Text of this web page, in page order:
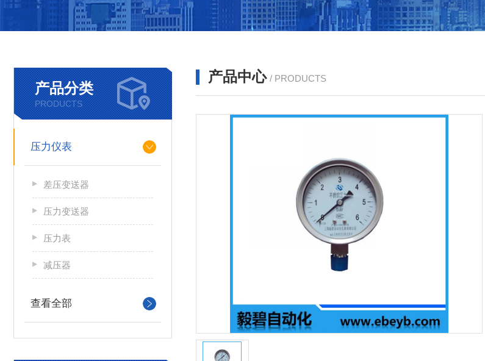
产品分类
PRODUCTS
压力仪表
差压变送器
压力变送器
压力表
减压器
查看全部
产品中心 / PRODUCTS